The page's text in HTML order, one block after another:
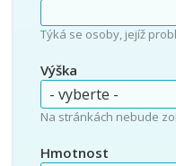
Týká se osoby, jejíž
Výška
Na stránkách nebude
Hmotnost